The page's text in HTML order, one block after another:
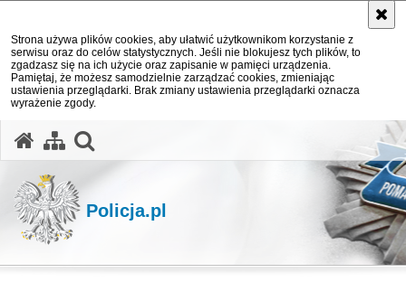
Strona używa plików cookies, aby ułatwić użytkownikom korzystanie z
serwisu oraz do celów statystycznych. Jeśli nie blokujesz tych plików, to
zgadzasz się na ich użycie oraz zapisanie w pamięci urządzenia.
Pamiętaj, że możesz samodzielnie zarządzać cookies, zmieniając
ustawienia przeglądarki. Brak zmiany ustawienia przeglądarki oznacza
wyrażenie zgody.
Policja.pl